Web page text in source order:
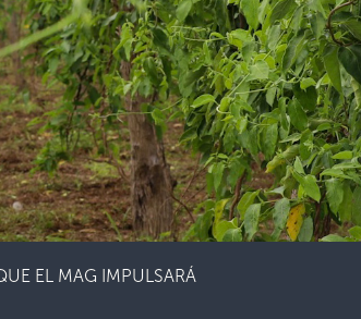
EL MAG IMPULSARÁ